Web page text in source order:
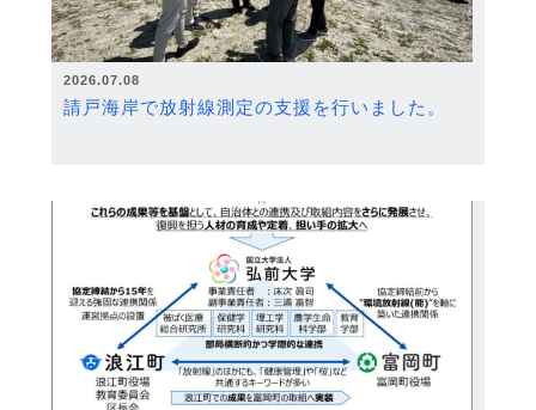
2026.07.08
請戸海岸で放射線測定の支援を行いました。